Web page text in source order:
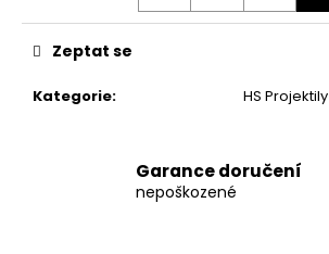
Kategorie: HS Projektily
Zeptat se
Garance doručení
nepoškozené